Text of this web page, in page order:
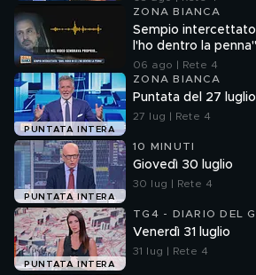
ZONA BIANCA
Sempio
l'ho dentro la penna"
06 ago | Rete 4
PUNTATA INTERA
ZONA BIANCA
Puntata del 27 luglio
27 lug | Rete 4
PUNTATA INTERA
10 MINUTI
Giovedì 30 luglio
30 lug | Rete 4
PUNTATA INTERA
TG4 - DIARIO DEL
Venerdì 31 luglio
31 lug | Rete 4